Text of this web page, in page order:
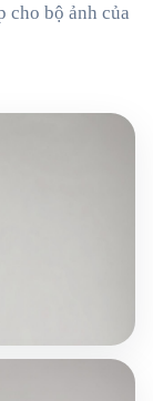
cho bộ ảnh của